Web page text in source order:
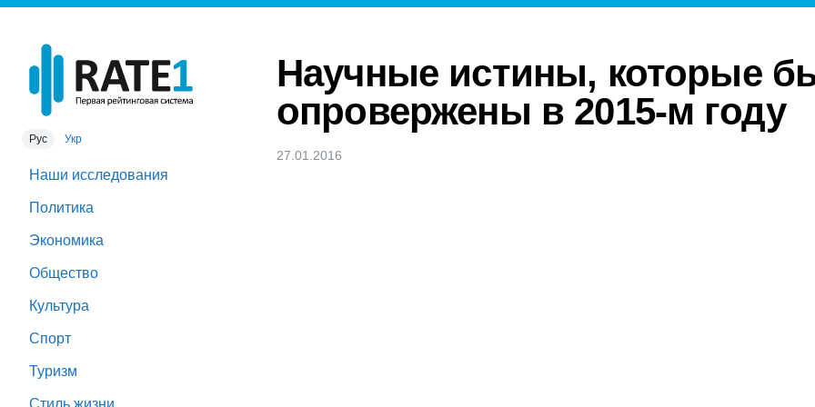
Рус Укр
Наши исследования
Политика
Экономика
Общество
Культура
Спорт
Туризм
Стиль жизни
Научные истины, которые
опровержены в 2015-м году
27.01.2016